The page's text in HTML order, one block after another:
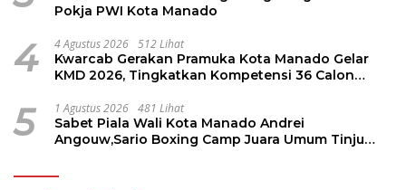
Pokja PWI Kota Manado
4 4 Agustus 2026 512 Lihat
Kwarcab Gerakan Pramuka Kota Manado Gelar
KMD 2026, Tingkatkan Kompetensi 36 Calon
5 1 Agustus 2026 481 Lihat
Sabet Piala Wali Kota Manado Andrei
Angouw,Sario Boxing Camp Juara Umum Tinju